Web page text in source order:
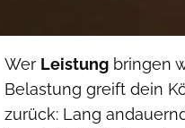
Wer Leistung bringen
Belastung greift dein
zurück: Lang